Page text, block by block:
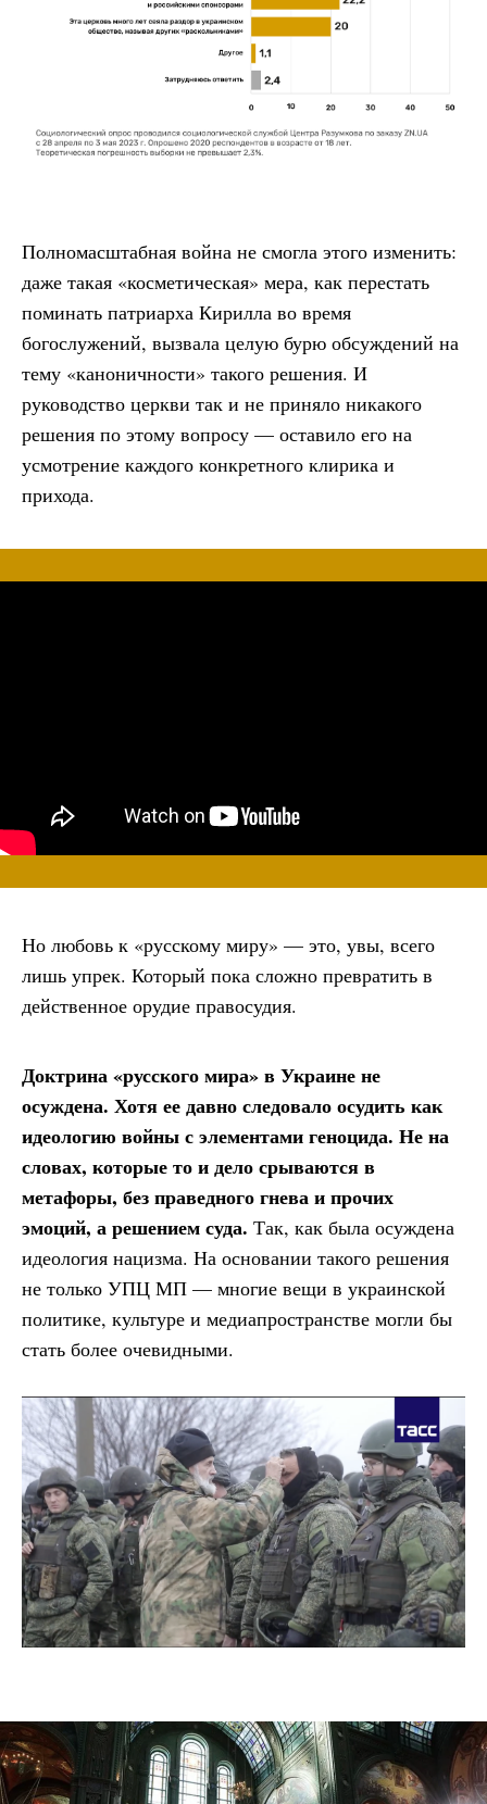
Полномасштабная война не смогла этого изменить:
даже такая «косметическая» мера, как перестать
поминать патриарха Кирилла во время
богослужений, вызвала целую бурю обсуждений на
тему «каноничности» такого решения. И
руководство церкви так и не приняло никакого
решения по этому вопросу — оставило его на
усмотрение каждого конкретного клирика и
прихода.
Но любовь к «русскому миру» — это, увы, всего
лишь упрек. Который пока сложно превратить в
действенное орудие правосудия.
Доктрина «русского мира» в Украине не
осуждена. Хотя ее давно следовало осудить как
идеологию войны с элементами геноцида. Не на
словах, которые то и дело срываются в
метафоры, без праведного гнева и прочих
эмоций, а решением суда. Так, как была осуждена
идеология нацизма. На основании такого решения
не только УПЦ МП — многие вещи в украинской
политике, культуре и медиапространстве могли бы
стать более очевидными.